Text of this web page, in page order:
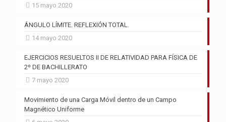
15 mayo 2020
ÁNGULO LÍMITE. REFLEXIÓN TOTAL.
14 mayo 2020
EJERCICIOS RESUELTOS II DE RELATIVIDAD PARA FÍSICA DE
2º DE BACHILLERATO
7 mayo 2020
Movimiento de una Carga Móvil dentro de un Campo
Magnético Uniforme